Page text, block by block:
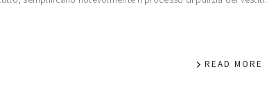
READ MORE